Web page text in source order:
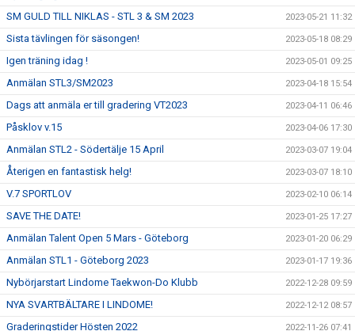
SM GULD TILL NIKLAS - STL 3 & SM 2023 2023-05-21 11:32
Sista tävlingen för säsongen! 2023-05-18 08:29
Igen träning idag ! 2023-05-01 09:25
Anmälan STL3/SM2023 2023-04-18 15:54
Dags att anmäla er till gradering VT2023 2023-04-11 06:46
Påsklov v.15 2023-04-06 17:30
Anmälan STL2 - Södertälje 15 April 2023-03-07 19:04
Återigen en fantastisk helg! 2023-03-07 18:10
V.7 SPORTLOV 2023-02-10 06:14
SAVE THE DATE! 2023-01-25 17:27
Anmälan Talent Open 5 Mars - Göteborg 2023-01-20 06:29
Anmälan STL1 - Göteborg 2023 2023-01-17 19:36
Nybörjarstart Lindome Taekwon-Do Klubb 2022-12-28 09:59
NYA SVARTBÄLTARE I LINDOME! 2022-12-12 08:57
Graderingstider Hösten 2022 2022-11-26 07:41